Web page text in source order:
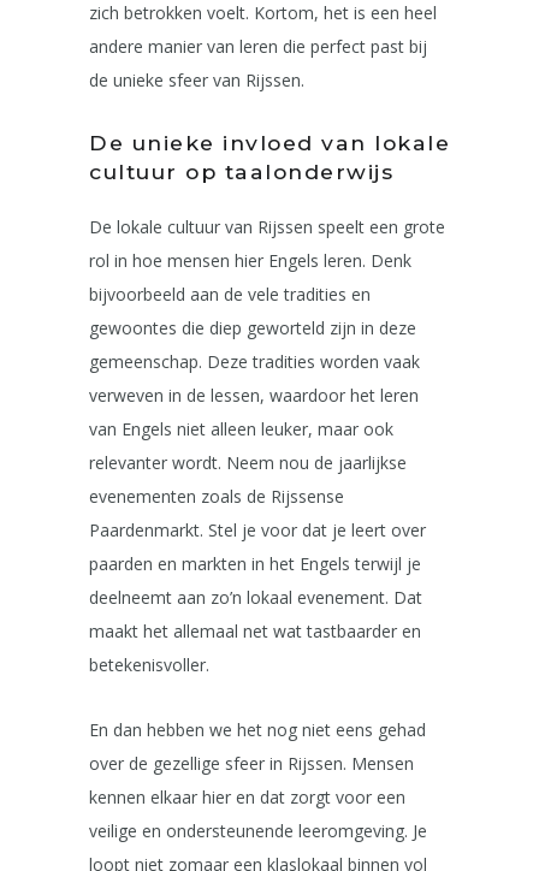
zich betrokken voelt. Kortom, het is een heel
andere manier van leren die perfect past bij
de unieke sfeer van Rijssen.
De unieke invloed van lokale
cultuur op taalonderwijs
De lokale cultuur van Rijssen speelt een grote
rol in hoe mensen hier Engels leren. Denk
bijvoorbeeld aan de vele tradities en
gewoontes die diep geworteld zijn in deze
gemeenschap. Deze tradities worden vaak
verweven in de lessen, waardoor het leren
van Engels niet alleen leuker, maar ook
relevanter wordt. Neem nou de jaarlijkse
evenementen zoals de Rijssense
Paardenmarkt. Stel je voor dat je leert over
paarden en markten in het Engels terwijl je
deelneemt aan zo’n lokaal evenement. Dat
maakt het allemaal net wat tastbaarder en
betekenisvoller.
En dan hebben we het nog niet eens gehad
over de gezellige sfeer in Rijssen. Mensen
kennen elkaar hier en dat zorgt voor een
veilige en ondersteunende leeromgeving. Je
loopt niet zomaar een klaslokaal binnen vol